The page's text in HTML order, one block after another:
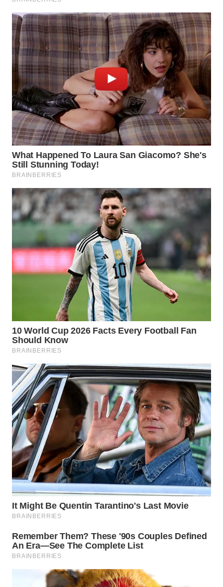
WN
NUSANTARA
WN
JOGJA
WN
JATIM
WN
BALI
WN
KALBAR
WN
KALTENG
WN
KALTARA
WN
KALTIM
WN
SULSEL
WN
GORONTALO
WN
SULUT
WN
MALUKU
WN
MALUT
WN
DAIRI